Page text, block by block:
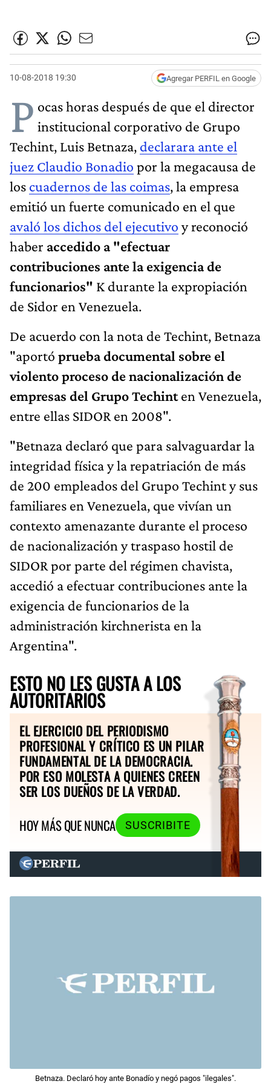
10-08-2018 19:30 Agregar PERFIL en Google
P ocas horas después de que el director
institucional corporativo de Grupo
Techint, Luis Betnaza, declarara ante el
juez Claudio Bonadio por la megacausa de
los cuadernos de las coimas, la empresa
emitió un fuerte comunicado en el que
avaló los dichos del ejecutivo y reconoció
haber accedido a "efectuar
contribuciones ante la exigencia de
funcionarios" K durante la expropiación
de Sidor en Venezuela.
De acuerdo con la nota de Techint, Betnaza
"aportó prueba documental sobre el
violento proceso de nacionalización de
empresas del Grupo Techinten Venezuela,
entre ellas SIDOR en 2008".
"Betnaza declaró que para salvaguardar la
integridad física y la repatriación de más
de 200 empleados del Grupo Techint y sus
familiares en Venezuela, que vivían un
contexto amenazante durante el proceso
de nacionalización y traspaso hostil de
SIDOR por parte del régimen chavista,
accedió a efectuar contribuciones ante la
exigencia de funcionarios de la
administración kirchnerista en la
Argentina".
ESTO NO LES GUSTA A LOS
AUTORITARIOS
EL EJERCICIO DEL PERIODISMO
PROFESIONAL Y CRÍTICO ES UN PILAR
FUNDAMENTAL DE LA DEMOCRACIA.
POR ESO MOLESTA A QUIENES CREEN
SER LOS DUEÑOS DE LA VERDAD.
HOY MÁS QUE NUNCA
SUSCRIBITE
Betnaza. Declaró hoy ante Bonadío y negó pagos "ilegales".